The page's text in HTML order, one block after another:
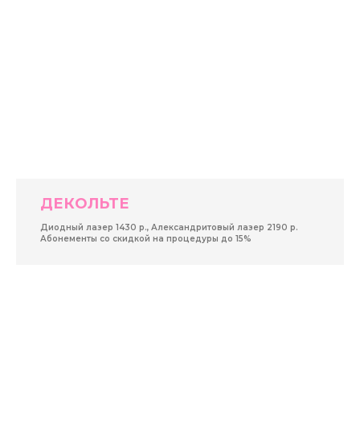
ДЕКОЛЬТЕ
Диодный лазер 1430 р., Александритовый лазер 2190 р.
Абонементы со скидкой на процедуры до 15%